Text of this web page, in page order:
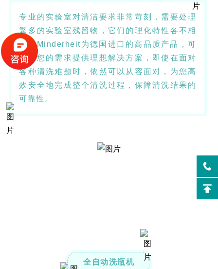
专业的实验室对清洁要求非常苛刻，需要处理
繁多的实验室残留物，它们的理化特性各不相
同。Minderheit为德国进口的高品质产品，可
根据您的需求提供理想解决方案，即使在面对
各种清洗难题时，依然可以从容面对，为您高
效安全地完成整个清洗过程，保障清洗结果的
可靠性。
全自动洗瓶机